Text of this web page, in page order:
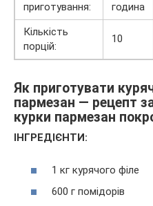
приготування:
година
Кількість
порцій:
10
Як приготувати
пармезан — рецепт
курки пармезан
ІНГРЕДІЄНТИ:
1 кг курячого філе
600 г помідорів